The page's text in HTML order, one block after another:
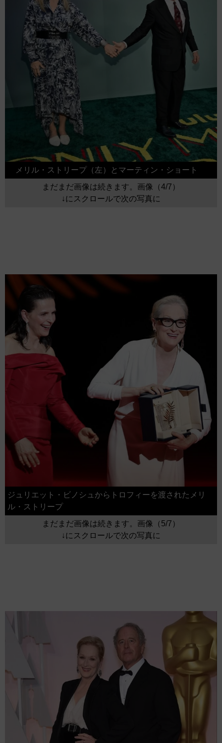
メリル・ストリープ（左）とマーティン・ショート
まだまだ画像は続きます。画像（4/7）
↓にスクロールで次の写真に
ジュリエット・ビノシュからトロフィーを渡されたメリ
ル・ストリープ
まだまだ画像は続きます。画像（5/7）
↓にスクロールで次の写真に